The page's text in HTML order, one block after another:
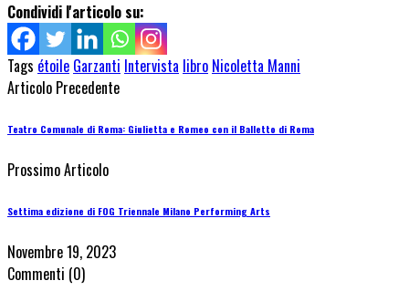
Condividi l'articolo su:
Tags étoile Garzanti Intervista libro Nicoletta Manni
Articolo Precedente
Teatro Comunale di Roma: Giulietta e Romeo con il Balletto di Roma
Prossimo Articolo
Settima edizione di FOG Triennale Milano Performing Arts
Novembre 19, 2023
Commenti (0)